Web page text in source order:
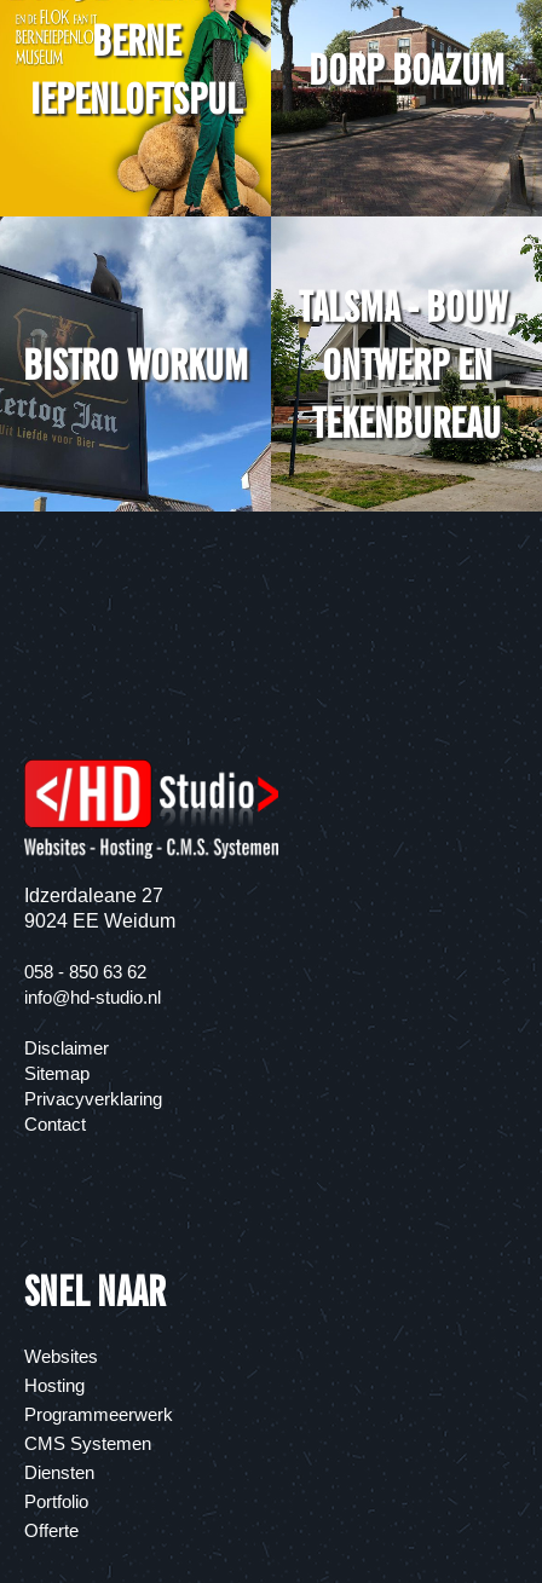
BERNE
IEPENLOFTSPUL
DORP BOAZUM
BISTRO WORKUM
TALSMA - BOUW,
ONTWERP EN
TEKENBUREAU
Idzerdaleane 27
9024 EE Weidum
058 - 850 63 62
info@hd-studio.nl
Disclaimer
Sitemap
Privacyverklaring
Contact
SNEL NAAR
Websites
Hosting
Programmeerwerk
CMS Systemen
Diensten
Portfolio
Offerte